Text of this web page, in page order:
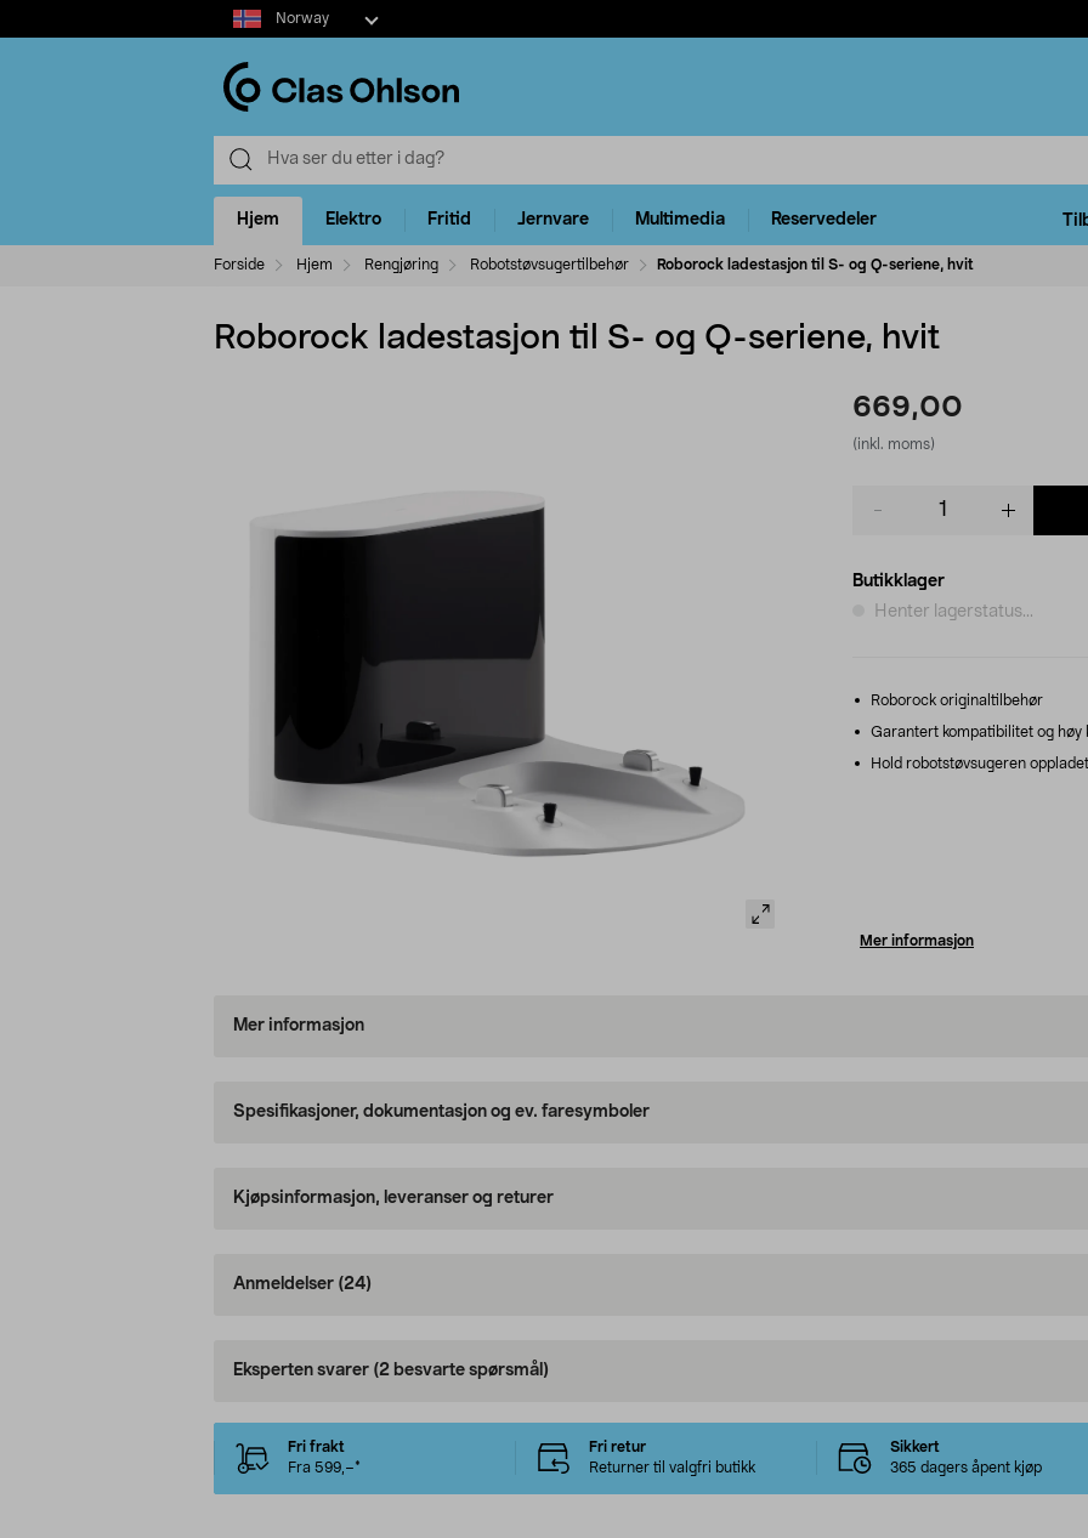
Select
market
Norway
Hjem Elektro Fritid Jernvare Multimedia Reservedeler
Forside Hjem Rengjøring Robotstøvsugertilbehør Roborock ladestasjon til S- og Q-seriene, hvit
Roborock ladestasjon til S- og Q-seriene, hvit
669,00
(inkl. moms)
Butikklager
Henter lagerstatus...
Roborock originaltilbehør
Garantert kompatibilitet og høy
Hold robotstøvsugeren
Mer informasjon
Mer informasjon
Spesifikasjoner, dokumentasjon og ev. faresymboler
Kjøpsinformasjon, leveranser og returer
Anmeldelser (24)
Eksperten svarer (2 besvarte spørsmål)
Fri frakt
Fra 599,–*
Fri retur
Returner til valgfri butikk
Sikkert
365 dagers åpent kjøp